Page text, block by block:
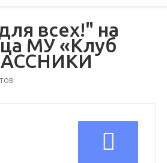
всех!" на
МУ «Клуб